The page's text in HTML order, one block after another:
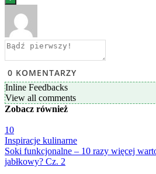
0 KOMENTARZY
Inline Feedbacks
View all comments
Zobacz również
10
Inspiracje kulinarne
Soki funkcjonalne – 10 razy więcej
jabłkowy? Cz. 2